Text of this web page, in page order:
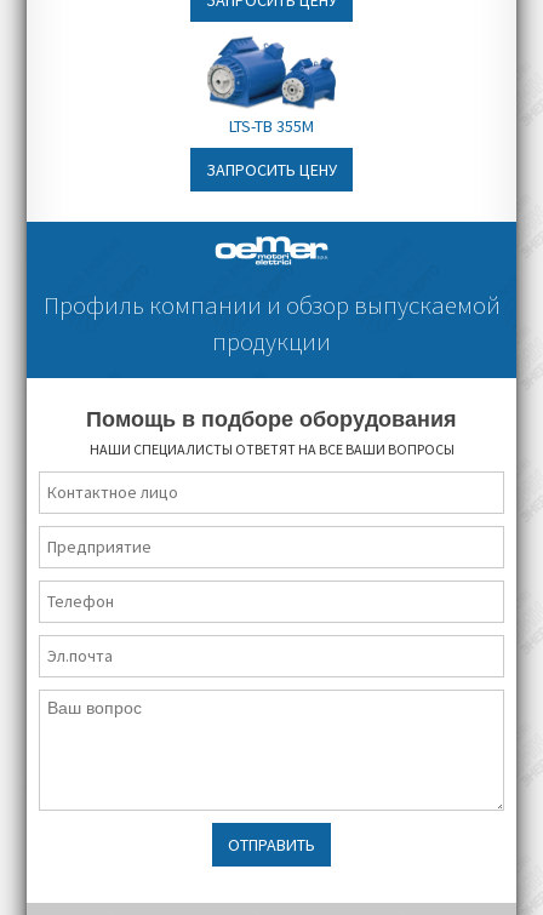
Срок доставки:в зависимости от
уровня оснащения, от 2 до 3 месяцев
LTS-TB 355M
ЗАПРОСИТЬ ЦЕНУ
Профиль компании и обзор выпускаемой
продукции
Помощь в подборе оборудования
НАШИ СПЕЦИАЛИСТЫ ОТВЕТЯТ НА ВСЕ ВАШИ ВОПРОСЫ
ОТПРАВИТЬ